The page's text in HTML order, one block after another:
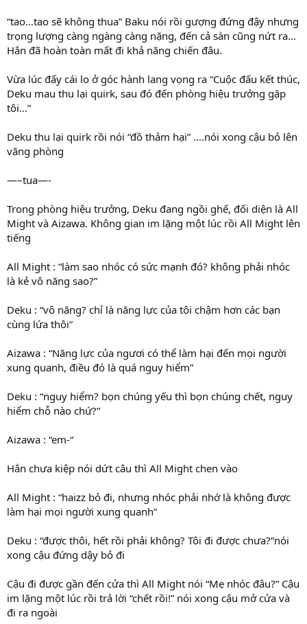
“tao…tao sẽ không thua” Baku nói rồi gượng đứng đậy nhưng
trọng lượng càng ngàng càng nặng, đến cả sàn cũng nứt ra…
Hắn đã hoàn toàn mất đi khả năng chiến đâu.
Vừa lúc đấy cái lo ở góc hành lang vọng ra “Cuộc đấu kết thúc,
Deku mau thu lại quirk, sau đó đến phòng hiệu trưởng gặp
tôi…”
Deku thu lại quirk rồi nói “đồ thảm hại” ….nói xong cậu bỏ lên
văng phòng
—–tua—-
Trong phòng hiệu trưởng, Deku đang ngồi ghế, đối diện là All
Might và Aizawa. Không gian im lặng một lúc rồi All Might lên
tiếng
All Might : “làm sao nhóc có sức mạnh đó? không phải nhóc
là kẻ vô năng sao?”
Deku : “vô năng? chỉ là năng lực của tôi chậm hơn các bạn
cùng lứa thôi”
Aizawa : “Năng lực của ngươi có thể làm hại đến mọi người
xung quanh, điều đó là quá nguy hiểm”
Deku : “nguy hiểm? bọn chúng yếu thì bọn chúng chết, nguy
hiểm chỗ nào chứ?”
Aizawa : “em-“
Hắn chưa kiệp nói dứt câu thì All Might chen vào
All Might : “haizz bỏ đi, nhưng nhóc phải nhớ là không được
làm hại mọi người xung quanh”
Deku : “được thôi, hết rồi phải không? Tôi đi được chưa?”nói
xong cậu đứng dậy bỏ đi
Cậu đi được gần đến cửa thì All Might nói “Mẹ nhóc đâu?” Cậu
im lặng một lúc rồi trả lời “chết rồi!” nói xong cậu mở cửa và
đi ra ngoài